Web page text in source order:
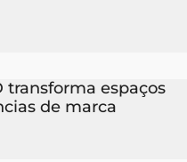
transforma espaços
de marca